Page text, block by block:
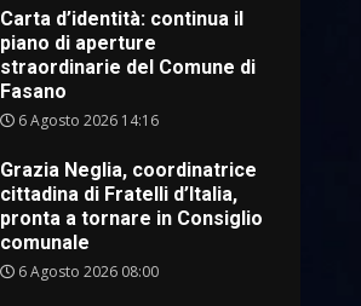
Carta d’identità: continua il
piano di aperture
straordinarie del Comune di
Fasano
6 Agosto 2026 14:16
Grazia Neglia, coordinatrice
cittadina di Fratelli d’Italia,
pronta a tornare in Consiglio
comunale
6 Agosto 2026 08:00